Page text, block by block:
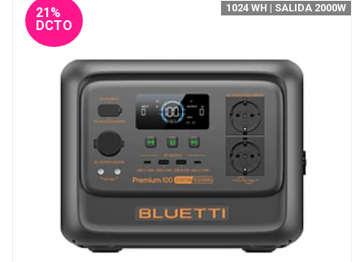
21%
DCTO
1024 WH | SALIDA 2000W